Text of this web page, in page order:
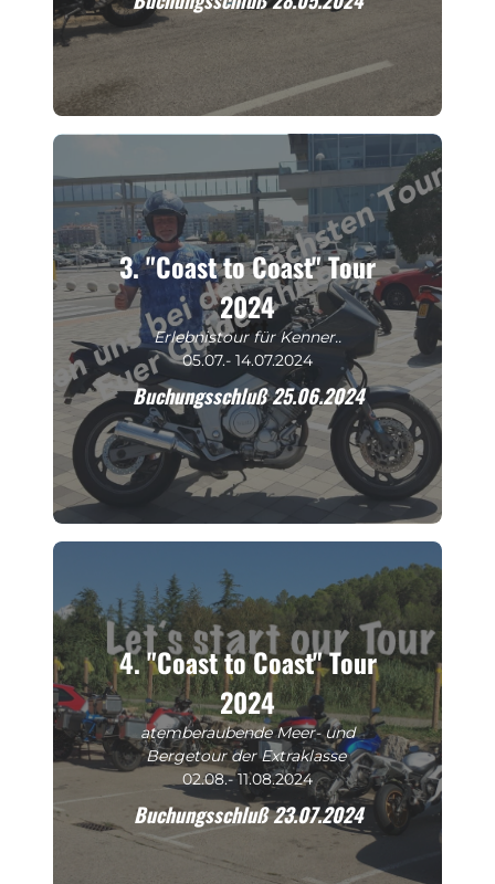
3. "Coast to Coast" Tour
2024
Erlebnistour für Kenner..
05.07.- 14.07.2024
Buchungsschluß 25.06.2024
4. "Coast to Coast" Tour
2024
atemberaubende Meer- und
Bergetour der Extraklasse
02.08.- 11.08.2024
Buchungsschluß 23.07.2024